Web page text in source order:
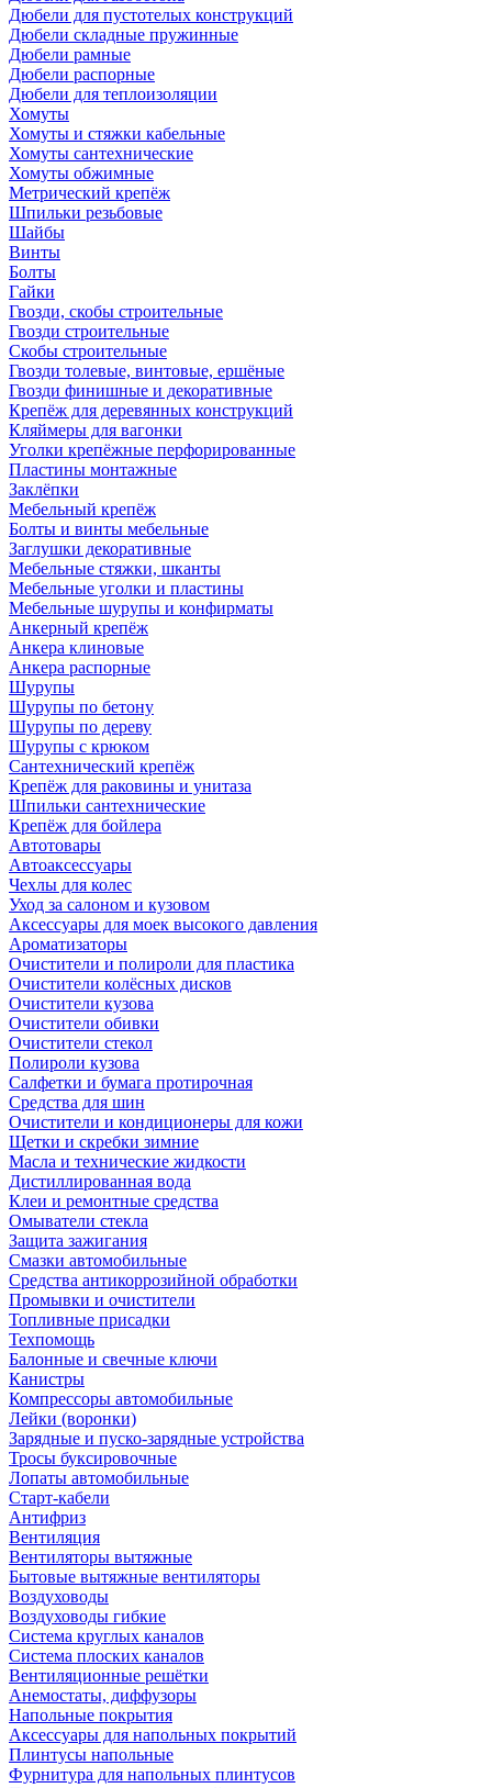
Дюбели для пустотелых конструкций
Дюбели складные пружинные
Дюбели рамные
Дюбели распорные
Дюбели для теплоизоляции
Хомуты
Хомуты и стяжки кабельные
Хомуты сантехнические
Хомуты обжимные
Метрический крепёж
Шпильки резьбовые
Шайбы
Винты
Болты
Гайки
Гвозди, скобы строительные
Гвозди строительные
Скобы строительные
Гвозди толевые, винтовые, ершёные
Гвозди финишные и декоративные
Крепёж для деревянных конструкций
Кляймеры для вагонки
Уголки крепёжные перфорированные
Пластины монтажные
Заклёпки
Мебельный крепёж
Болты и винты мебельные
Заглушки декоративные
Мебельные стяжки, шканты
Мебельные уголки и пластины
Мебельные шурупы и конфирматы
Анкерный крепёж
Анкера клиновые
Анкера распорные
Шурупы
Шурупы по бетону
Шурупы по дереву
Шурупы с крюком
Сантехнический крепёж
Крепёж для раковины и унитаза
Шпильки сантехнические
Крепёж для бойлера
Автотовары
Автоаксессуары
Чехлы для колес
Уход за салоном и кузовом
Аксессуары для моек высокого давления
Ароматизаторы
Очистители и полироли для пластика
Очистители колёсных дисков
Очистители кузова
Очистители обивки
Очистители стекол
Полироли кузова
Салфетки и бумага протирочная
Средства для шин
Очистители и кондиционеры для кожи
Щетки и скребки зимние
Масла и технические жидкости
Дистиллированная вода
Клеи и ремонтные средства
Омыватели стекла
Защита зажигания
Смазки автомобильные
Средства антикоррозийной обработки
Промывки и очистители
Топливные присадки
Техпомощь
Балонные и свечные ключи
Канистры
Компрессоры автомобильные
Лейки (воронки)
Зарядные и пуско-зарядные устройства
Тросы буксировочные
Лопаты автомобильные
Старт-кабели
Антифриз
Вентиляция
Вентиляторы вытяжные
Бытовые вытяжные вентиляторы
Воздуховоды
Воздуховоды гибкие
Система круглых каналов
Система плоских каналов
Вентиляционные решётки
Анемостаты, диффузоры
Напольные покрытия
Аксессуары для напольных покрытий
Плинтусы напольные
Фурнитура для напольных плинтусов